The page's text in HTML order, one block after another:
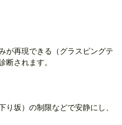
が再現できる（グラスピングテ
断されます。
り坂）の制限などで安静にし、